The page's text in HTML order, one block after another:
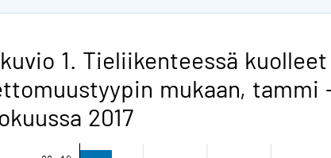
1. Tieliikenteessä kuolleet
mukaan, tammi
2017